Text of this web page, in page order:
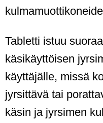
Tabletti istuu
käsikäyttöisen
käyttäjälle, missä
jyrsittävä tai
käsin ja jyrsimen